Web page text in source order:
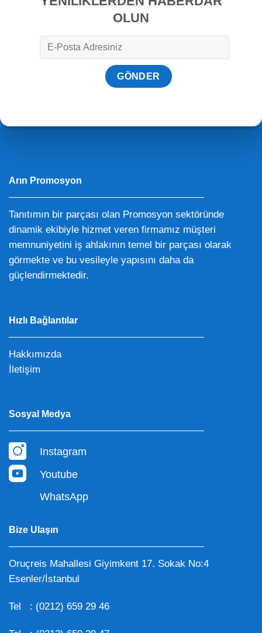
OLUN
Arın Promosyon
Tanıtımın bir parçası olan Promosyon sektöründe
dinamik ekibiyle hizmet veren firmamız müşteri
memnuniyetini iş ahlakının temel bir parçası olarak
görmekte ve bu vesileyle yapısını daha da
güçlendirmektedir.
Hızlı Bağlantılar
Hakkımızda
İletişim
Sosyal Medya
Instagram
Youtube
WhatsApp
Bize Ulaşın
Oruçreis Mahallesi Giyimkent 17. Sokak No:4
Esenler/İstanbul
Tel : (0212) 659 29 46